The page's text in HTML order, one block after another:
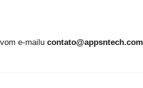
e-mailu contato@appsntech.com